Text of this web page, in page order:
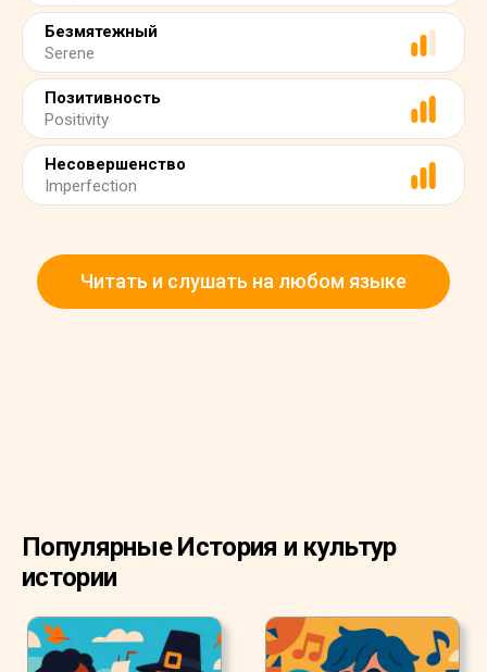
Безмятежный
Serene
Позитивность
Positivity
Несовершенство
Imperfection
Читать и слушать на любом языке
Популярные История и культур
истории